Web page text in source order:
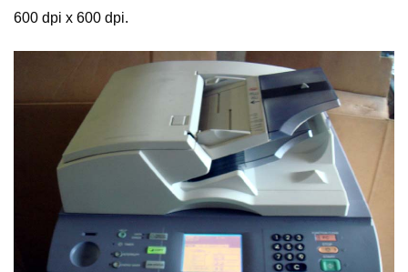
600 dpi x 600 dpi.